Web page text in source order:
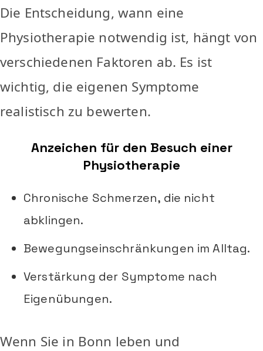
Die Entscheidung, wann eine
Physiotherapie notwendig ist, hängt von
verschiedenen Faktoren ab. Es ist
wichtig, die eigenen Symptome
realistisch zu bewerten.
Anzeichen für den Besuch einer
Physiotherapie
Chronische Schmerzen, die nicht
abklingen.
Bewegungseinschränkungen im Alltag.
Verstärkung der Symptome nach
Eigenübungen.
Wenn Sie in Bonn leben und